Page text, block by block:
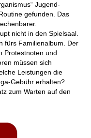
Jugend-
gefunden. Das
nicht in den Spielsaal.
fürs Familienalbum. Der
Protestnoten und
müssen sich
Leistungen die
Gebühr erhalten?
zum Warten auf den